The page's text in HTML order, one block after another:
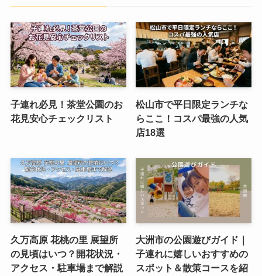
子連れ必見！茶堂公園のお
花見安心チェックリスト
松山市で平日限定ランチな
らここ！コスパ最強の人気
店18選
久万高原 花桃の里 展望所
の見頃はいつ？開花状況・
アクセス・駐車場まで解説
大洲市の公園遊びガイド｜
子連れに嬉しいおすすめの
スポット＆散策コースを紹